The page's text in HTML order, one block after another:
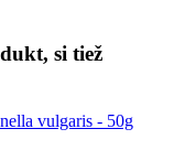
si tiež